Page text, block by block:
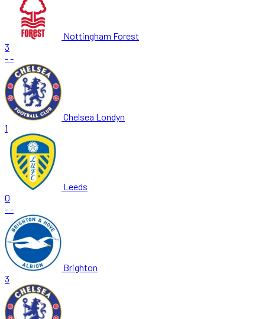
Nottingham Forest
3
--
Chelsea Londyn
1
Leeds
0
--
Brighton
3